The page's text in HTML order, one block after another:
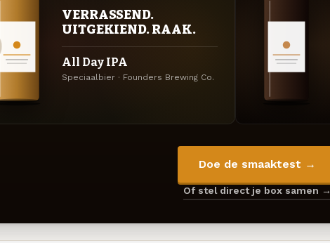
VERRASSEND.
UITGEKIEND. RAAK.
All Day IPA
Speciaalbier · Founders Brewing Co.
Doe de smaaktest →
Of stel direct je box samen →